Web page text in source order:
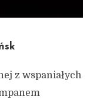
z wspaniałych